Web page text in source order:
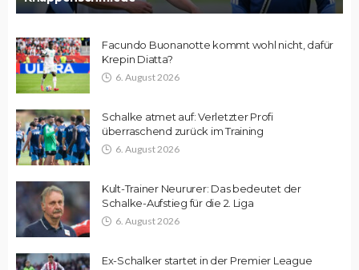
Facundo Buonanotte kommt wohl nicht, dafür
Krepin Diatta?
6. August 2026
Schalke atmet auf: Verletzter Profi
überraschend zurück im Training
6. August 2026
Kult-Trainer Neururer: Das bedeutet der
Schalke-Aufstieg für die 2. Liga
6. August 2026
Ex-Schalker startet in der Premier League